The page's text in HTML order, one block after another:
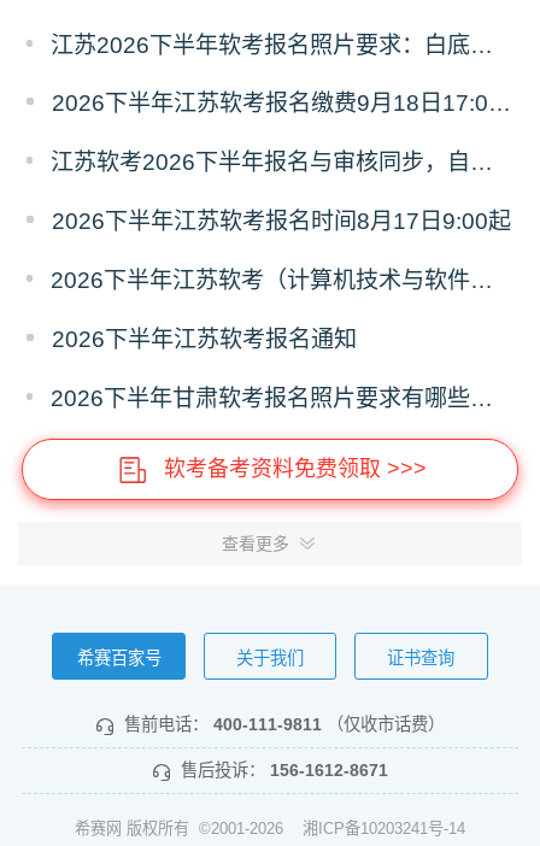
江苏2026下半年软考报名照片要求：白底、像素不小于295x413
2026下半年江苏软考报名缴费9月18日17:00截止
江苏软考2026下半年报名与审核同步，自行查看审核结果
2026下半年江苏软考报名时间8月17日9:00起
2026下半年江苏软考（计算机技术与软件资格考试）报考全指南
2026下半年江苏软考报名通知
2026下半年甘肃软考报名照片要求有哪些？尺寸多少？
软考备考资料免费领取 >>>
查看更多
希赛百家号 关于我们 证书查询
售前电话： 400-111-9811 （仅收市话费）
售后投诉： 156-1612-8671
希赛网 版权所有 ©2001-2026 湘ICP备10203241号-14